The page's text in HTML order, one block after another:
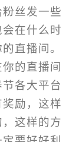
丝发一些
在什么时
直播间。
的直播间
各大平台
励，这样
这样的方